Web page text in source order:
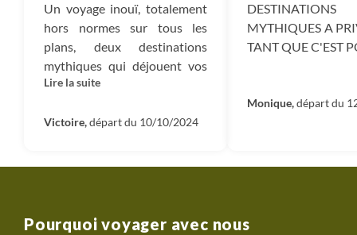
Un voyage inouï, totalement
hors normes sur tous les
plans, deux destinations
mythiques qui déjouent vos
projections et vous
destinations devenues
aplanir toutes les galères
Lire la suite
Victoire,départ du 10/10/2024
DESTINATIONS
MYTHIQUES A
TANT QUE C'EST
Monique,départ du
Pourquoi voyager avec nous